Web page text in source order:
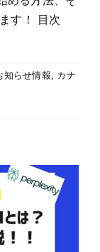
す！ 目次
知らせ情報, カナ